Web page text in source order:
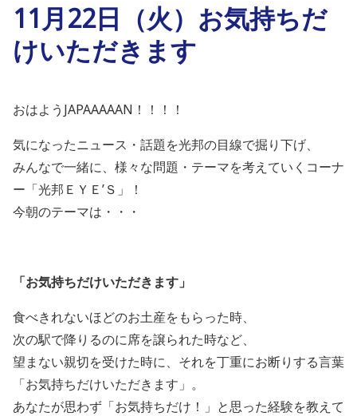
11月22日（火）お気持ちだ
けいただきます
おはようJAPAAAAAN！！！！
気になったニュース・話題を光邦の目線で掘り下げ、
みんなで一緒に、様々な問題・テーマを考えていくコーナ
ー「光邦ＥＹＥ’Ｓ」！
今朝のテーマは・・・
「お気持ちだけいただきます」
食べきれないほどのお土産をもらった時、
次の駅で降りるのに席を譲られた時など、
望まない親切を受けた時に、それを丁重にお断りする言葉
「お気持ちだけいただきます」。
あなたが思わず「お気持ちだけ！」と思った経験を教えて